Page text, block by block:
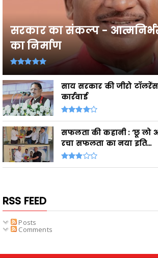
सरकार का संकल्प -
का निर्माण
साय सरकार की जीरो
कार्रवाई
सफलता की कहानी : ‘छू लो
रचा सफलता का नया इति...
RSS FEED
Posts
Comments